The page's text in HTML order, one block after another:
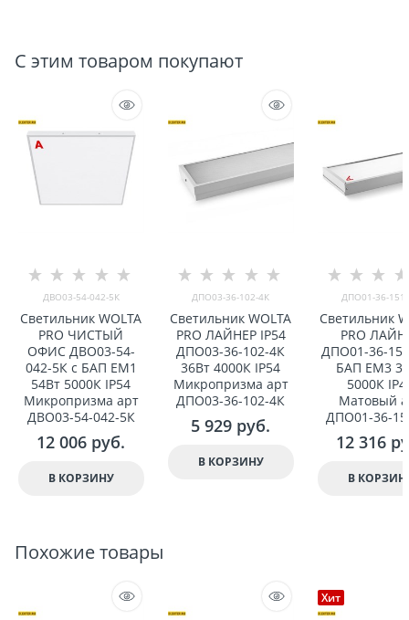
С этим товаром покупают
ДВО03-54-042-5К
Светильник WOLTA
PRO ЧИСТЫЙ
ОФИС ДВО03-54-
042-5К с БАП EM1
54Вт 5000К IP54
Микропризма арт
ДВО03-54-042-5К
12 006 руб.
В КОРЗИНУ
ДПО03-36-102-4К
Светильник WOLTA
PRO ЛАЙНЕР IP54
ДПО03-36-102-4К
36Вт 4000К IP54
Микропризма арт
ДПО03-36-102-4К
5 929 руб.
В КОРЗИНУ
ДПО01-36-
Светильник
PRO
ДПО01-36-
БАП EM3
5000К
Матовый
ДПО01-36-
12 316
В
Похожие товары
Хит